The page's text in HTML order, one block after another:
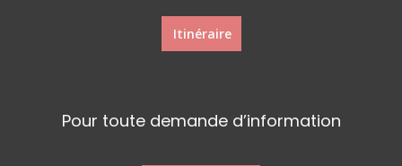
Itinéraire
Pour toute demande d’information